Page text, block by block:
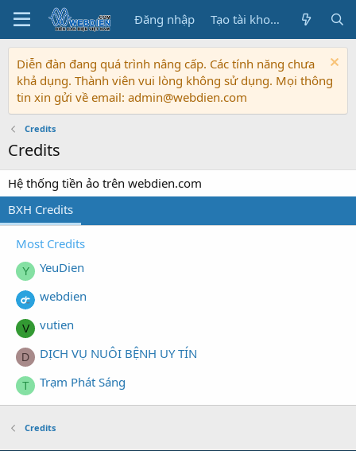
Đăng nhập Tạo tài khoản
Diễn đàn đang quá trình nâng cấp. Các tính năng chưa
khả dụng. Thành viên vui lòng không sử dụng. Mọi thông
tin xin gửi về email: admin@webdien.com
Credits
Credits
Hệ thống tiền ảo trên webdien.com
BXH Credits
Most Credits
Y
YeuDien
webdien
V vutien
D DỊCH VỤ NUÔI BỆNH UY TÍN
T Trạm Phát Sáng
Credits